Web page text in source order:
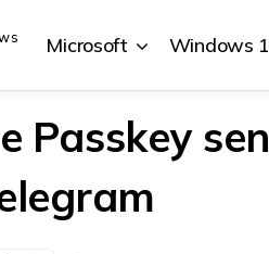
Microsoft Windows
Passkey